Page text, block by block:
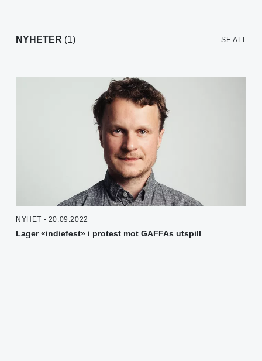
NYHETER (1) SE ALT
NYHET - 20.09.2022
Lager «indiefest» i protest mot GAFFAs utspill